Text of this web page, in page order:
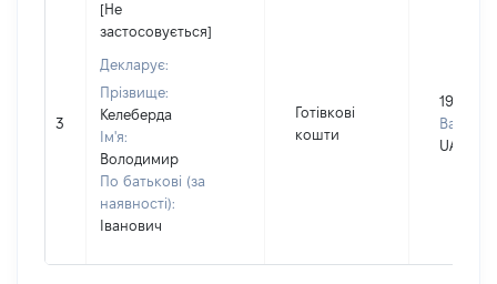
3
[Не
застосовується]
Декларує:
Прізвище:
Келеберда
Ім'я:
Володимир
По батькові (за
наявності):
Іванович
Готівкові
кошти
190000
Валюта:
UAH